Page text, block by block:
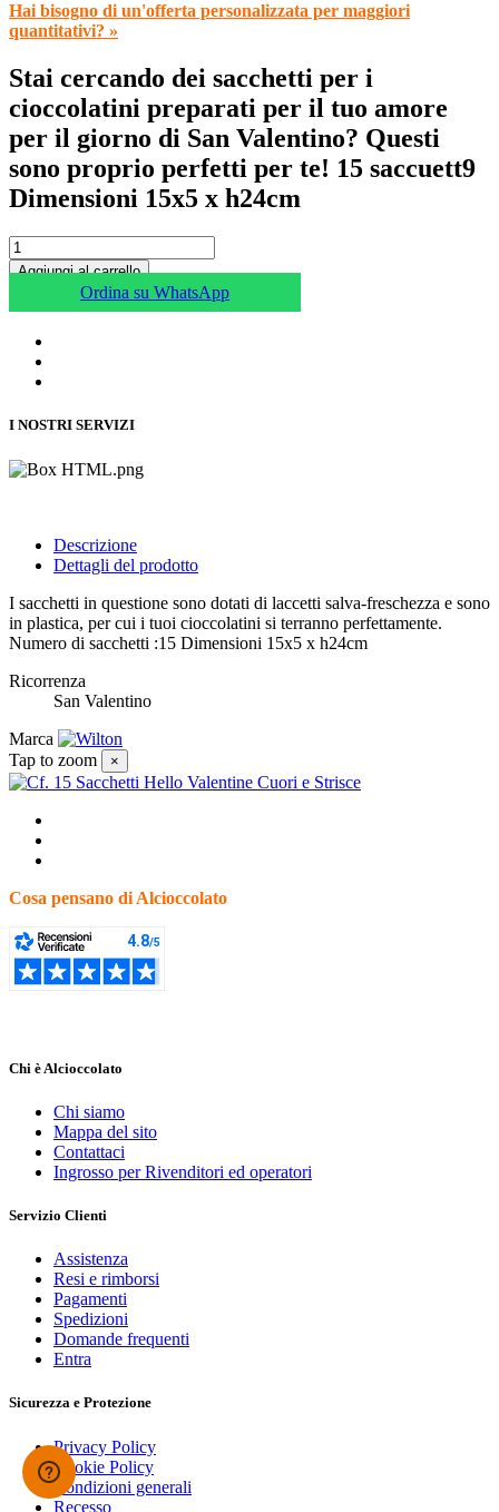
Hai bisogno di un'offerta personalizzata per maggiori
quantitativi? »
Stai cercando dei sacchetti per i
cioccolatini preparati per il tuo amore
per il giorno di San Valentino? Questi
sono proprio perfetti per te! 15 saccuett9
Dimensioni 15x5 x h24cm
Aggiungi al carrello
Ordina su WhatsApp
I NOSTRI SERVIZI
Descrizione
Dettagli del prodotto
I sacchetti in questione sono dotati di laccetti salva-freschezza e sono
in plastica, per cui i tuoi cioccolatini si terranno perfettamente.
Numero di sacchetti :15 Dimensioni 15x5 x h24cm
Ricorrenza
San Valentino
Marca
Tap to zoom
×
Cosa pensano di Alcioccolato
Chi è Alcioccolato
Chi siamo
Mappa del sito
Contattaci
Ingrosso per Rivenditori ed operatori
Servizio Clienti
Assistenza
Resi e rimborsi
Pagamenti
Spedizioni
Domande frequenti
Entra
Sicurezza e Protezione
Privacy Policy
Cookie Policy
Condizioni generali
Recesso